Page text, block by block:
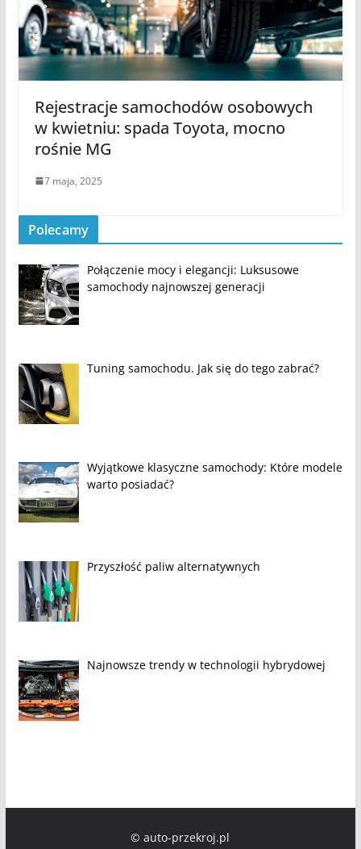
Rejestracje samochodów osobowych
w kwietniu: spada Toyota, mocno
rośnie MG
7 maja, 2025
Polecamy
Połączenie mocy i elegancji: Luksusowe
samochody najnowszej generacji
Tuning samochodu. Jak się do tego zabrać?
Wyjątkowe klasyczne samochody: Które modele
warto posiadać?
Przyszłość paliw alternatywnych
Najnowsze trendy w technologii hybrydowej
© auto-przekroj.pl